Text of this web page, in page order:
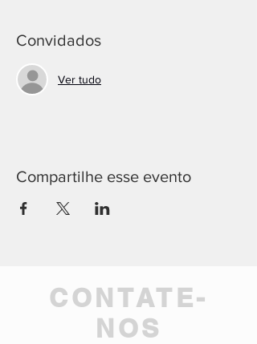
Convidados
Ver tudo
Compartilhe esse evento
CONTATE-
NOS